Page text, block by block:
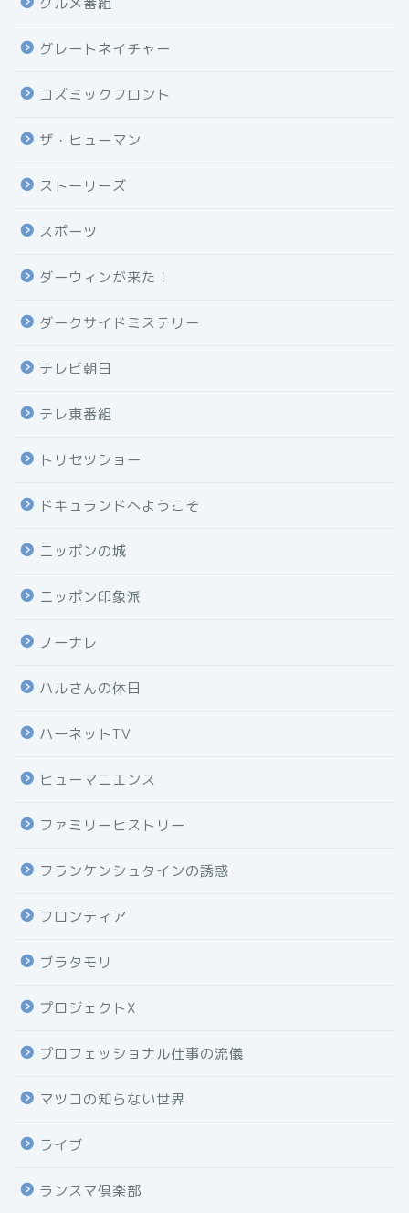
グレートネイチャー
コズミックフロント
ザ・ヒューマン
ストーリーズ
スポーツ
ダーウィンが来た！
ダークサイドミステリー
テレビ朝日
テレ東番組
トリセツショー
ドキュランドへようこそ
ニッポンの城
ニッポン印象派
ノーナレ
ハルさんの休日
ハーネットTV
ヒューマニエンス
ファミリーヒストリー
フランケンシュタインの誘惑
フロンティア
ブラタモリ
プロジェクトX
プロフェッショナル仕事の流儀
マツコの知らない世界
ライブ
ランスマ倶楽部